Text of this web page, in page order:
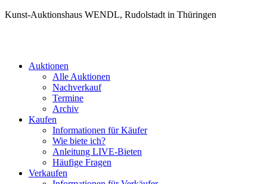
Kunst-Auktionshaus WENDL, Rudolstadt in Thüringen
Auktionen
Alle Auktionen
Nachverkauf
Termine
Archiv
Kaufen
Informationen für Käufer
Wie biete ich?
Anleitung LIVE-Bieten
Häufige Fragen
Verkaufen